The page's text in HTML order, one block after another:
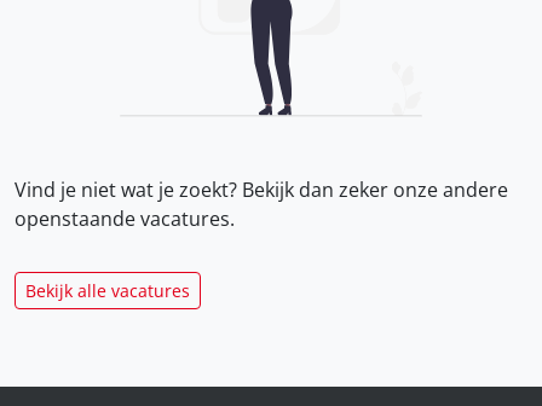
Vind je niet wat je zoekt? Bekijk dan zeker onzeandere
openstaande vacatures.
Bekijk alle vacatures